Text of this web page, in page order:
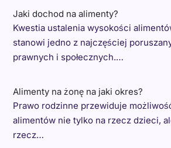
Jaki dochod na alimenty?
Kwestia ustalenia wysokości
stanowi jedno z najczęściej
prawnych i społecznych.…
Alimenty na żonę na jaki okres?
Prawo rodzinne przewiduje
alimentów nie tylko na rzecz dzieci,
rzecz…